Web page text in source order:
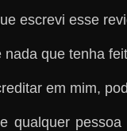
escrevi esse
nada que tenha
em mim,
qualquer